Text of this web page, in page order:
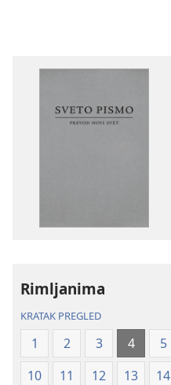
Rimljanima
KRATAK PREGLED
1 2 3 4 5
10
11 12 13 14